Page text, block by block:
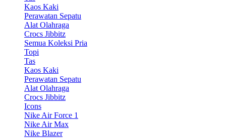
Kaos Kaki
Perawatan Sepatu
Alat Olahraga
Crocs Jibbitz
Semua Koleksi Pria
Topi
Tas
Kaos Kaki
Perawatan Sepatu
Alat Olahraga
Crocs Jibbitz
Icons
Nike Air Force 1
Nike Air Max
Nike Blazer